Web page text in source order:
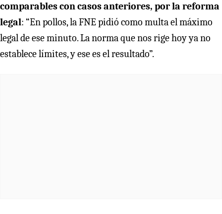
comparables con casos anteriores, por la reforma
legal: “En pollos, la FNE pidió como multa el máximo
legal de ese minuto. La norma que nos rige hoy ya no
establece límites, y ese es el resultado”.